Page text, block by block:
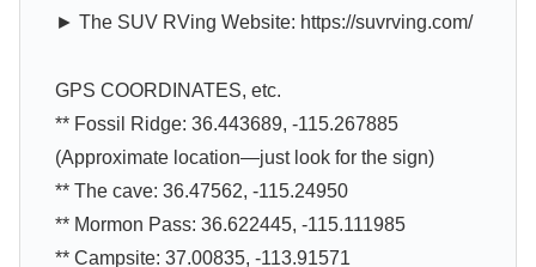
► The SUV RVing Website: https://suvrving.com/
GPS COORDINATES, etc.
** Fossil Ridge: 36.443689, -115.267885
(Approximate location—just look for the sign)
** The cave: 36.47562, -115.24950
** Mormon Pass: 36.622445, -115.111985
** Campsite: 37.00835, -113.91571